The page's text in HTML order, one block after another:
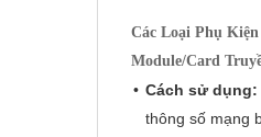
Các Loại Phụ
Module/Card
Cách sử dụng:
thông số mạng